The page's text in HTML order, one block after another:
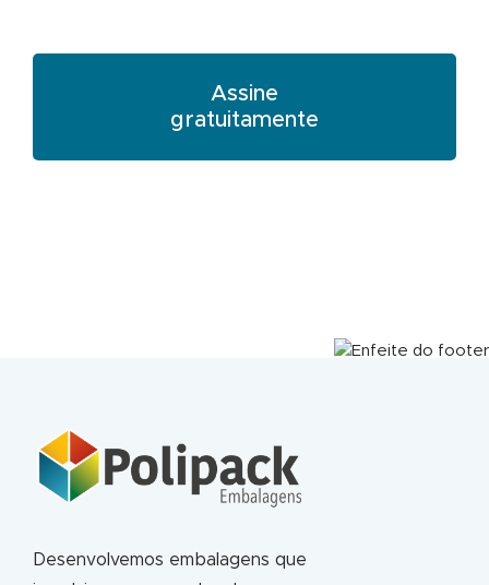
Assine
gratuitamente
Desenvolvemos embalagens que